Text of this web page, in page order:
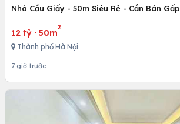
Nhà Cầu Giấy - 50m Siêu Rẻ - Cần Bán Gấp
12 tỷ · 50m
2
Thành phố Hà Nội
7 giờ trước